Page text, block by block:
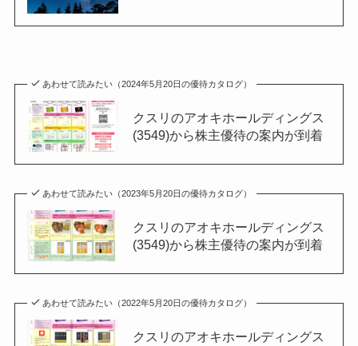
あわせて読みたい（2024年5月20日の優待カタログ）
クスリのアオキホールディングス
(3549)から株主優待の案内が到着
あわせて読みたい（2023年5月20日の優待カタログ）
クスリのアオキホールディングス
(3549)から株主優待の案内が到着
あわせて読みたい（2022年5月20日の優待カタログ）
クスリのアオキホールディングス